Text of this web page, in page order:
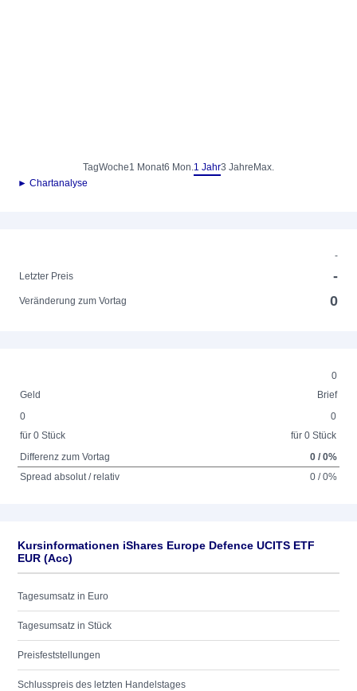
TagWoche1 Monat6 Mon.1 Jahr3 Jahre Max.
► Chartanalyse
-
Letzter Preis
-
Veränderung zum Vortag 0
0
Geld
Brief
0
für 0 Stück
0
für 0 Stück
Differenz zum Vortag
0 / 0%
Spread absolut / relativ
0 / 0%
Kursinformationen iShares Europe Defence UCITS ETF
EUR (Acc)
Tagesumsatz in Euro
Tagesumsatz in Stück
Preisfeststellungen
Schlusspreis des letzten Handelstages